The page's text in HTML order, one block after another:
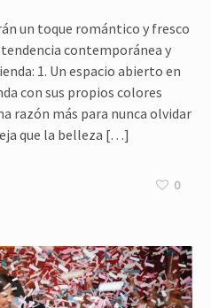
un toque romántico y fresco
contemporánea y
1. Un espacio abierto en
con sus propios colores
razón más para nunca olvidar
que la belleza […]
0